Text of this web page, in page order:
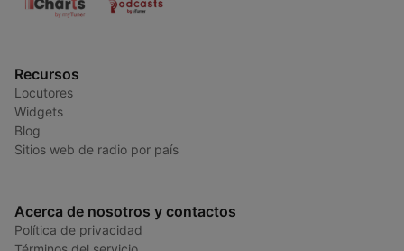
Recursos
Locutores
Widgets
Blog
Sitios web de radio por país
Acerca de nosotros y contactos
Política de privacidad